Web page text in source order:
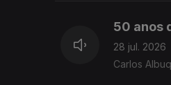
50 anos
28 jul. 2026
Carlos